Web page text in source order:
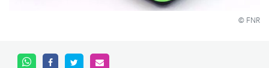
© FNR